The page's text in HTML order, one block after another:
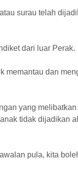
surau telah
dari luar Perak.
memantau dan
yang
tidak dijadikan
pula, kita